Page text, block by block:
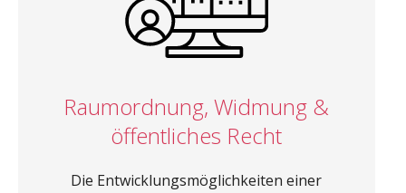
Raumordnung, Widmung &
öffentliches Recht
Die Entwicklungsmöglichkeiten einer